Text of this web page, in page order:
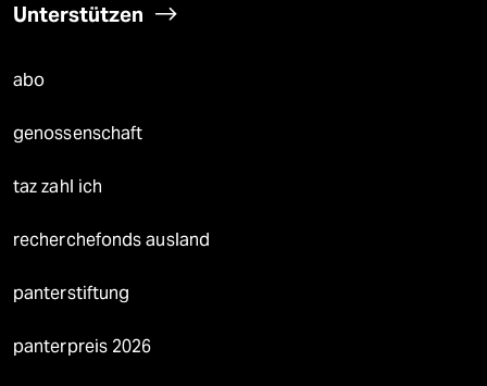
Unterstützen
abo
genossenschaft
taz zahl ich
recherchefonds ausland
panterstiftung
panterpreis 2026